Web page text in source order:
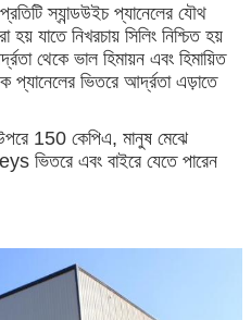
স্যান্ডউইচ প্যানেলের যৌথ
যাতে নিখরচায় সিলিং নিশ্চিত হয়
থেকে ভাল হিমায়ন এবং হিমায়িত
ভিতরে আর্দ্রতা এড়াতে
150 কেপিএ, মানুষ মেঝে
ভিতরে এবং বাইরে যেতে পারেন